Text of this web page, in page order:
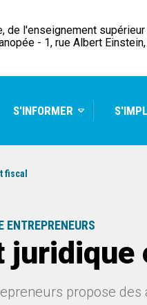
de l'enseignement
- 1, rue Albert
S'INFORMER
fiscal
ENTREPRENEURS
juridique
propose